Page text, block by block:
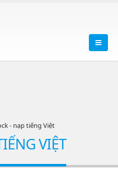
- nạp tiếng Việt
VIỆT